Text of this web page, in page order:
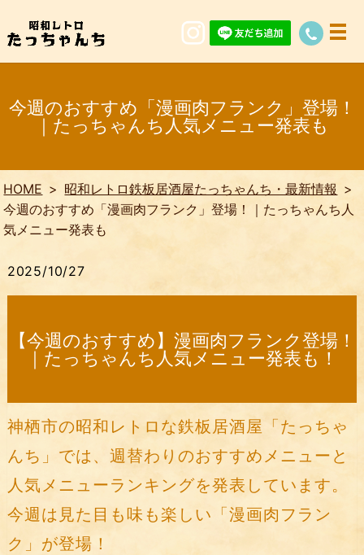
今週のおすすめ「漫画肉フランク」登場！
｜たっちゃんち人気メニュー発表も
HOME
昭和レトロ鉄板居酒屋たっちゃんち・最新情報
今週のおすすめ「漫画肉フランク」登場！｜たっちゃんち人
気メニュー発表も
2025/10/27
【今週のおすすめ】漫画肉フランク登場！
｜たっちゃんち人気メニュー発表も！
神栖市の昭和レトロな鉄板居酒屋「たっちゃ
んち」では、週替わりのおすすめメニューと
人気メニューランキングを発表しています。
今週は見た目も味も楽しい「漫画肉フラン
ク」が登場！